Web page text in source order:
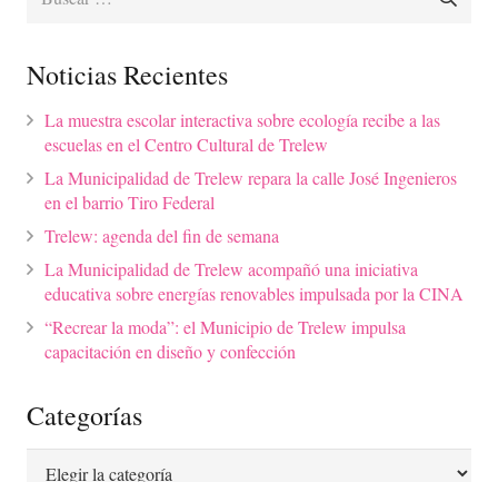
Noticias Recientes
La muestra escolar interactiva sobre ecología recibe a las
escuelas en el Centro Cultural de Trelew
La Municipalidad de Trelew repara la calle José Ingenieros
en el barrio Tiro Federal
Trelew: agenda del fin de semana
La Municipalidad de Trelew acompañó una iniciativa
educativa sobre energías renovables impulsada por la CINA
“Recrear la moda”: el Municipio de Trelew impulsa
capacitación en diseño y confección
Categorías